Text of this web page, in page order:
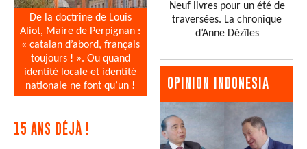
De la doctrine de Louis
Aliot, Maire de Perpignan :
« catalan d’abord, français
toujours ! ». Ou quand
identité locale et identité
nationale ne font qu’un !
15 ANS DÉJÀ !
Neuf livres pour un été de
traversées. La chronique
d’Anne Dézîles
OPINION INDONESIA